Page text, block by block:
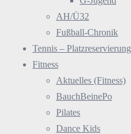
AH/Ü32
Fußball-Chronik
Tennis – Platzreservierung
Fitness
Aktuelles (Fitness)
BauchBeinePo
Pilates
Dance Kids